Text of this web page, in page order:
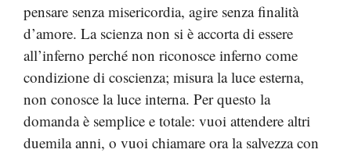
pensare senza misericordia, agire senza finalità
d’amore. La scienza non si è accorta di essere
all’inferno perché non riconosce inferno come
condizione di coscienza; misura la luce esterna,
non conosce la luce interna. Per questo la
domanda è semplice e totale: vuoi attendere altri
duemila anni, o vuoi chiamare ora la salvezza con